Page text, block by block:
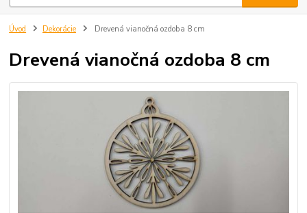
Úvod Dekorácie Drevená vianočná ozdoba 8 cm
Drevená vianočná ozdoba 8 cm